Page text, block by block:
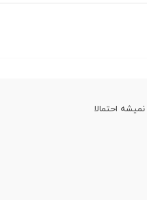
احتمالا